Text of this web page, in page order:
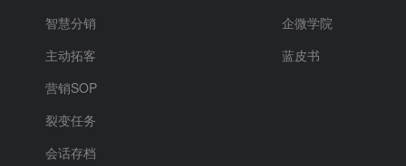
智慧分销
主动拓客
营销SOP
裂变任务
会话存档
企微学院
蓝皮书